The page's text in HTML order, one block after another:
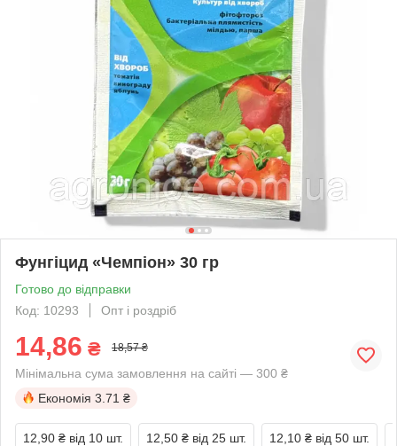
Фунгіцид «Чемпіон» 30 гр
Готово до відправки
Код: 10293
Опт і роздріб
14,86 ₴ 18,57 ₴
Мінімальна сума замовлення на сайті — 300 ₴
Економія 3.71 ₴
12,90 ₴ від 10 шт. 12,50 ₴ від 25 шт. 12,10 ₴ від 50 шт.